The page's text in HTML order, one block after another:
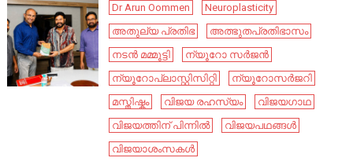
Dr Arun Oommen
Neuroplasticity
അതുല്യ പ്രതിഭ
അത്ഭുതപ്രതിഭാസം
നടൻ മമ്മൂട്ടി
ന്യൂറോ സർജൻ
ന്യൂറോപ്ലാസ്റ്റിസിറ്റി
ന്യൂറോസർജറി
മസ്തിഷ്കം
വിജയ രഹസ്യം
വിജയഗാഥ
വിജയത്തിന് പിന്നിൽ
വിജയപഥങ്ങൾ
വിജയാശംസകൾ